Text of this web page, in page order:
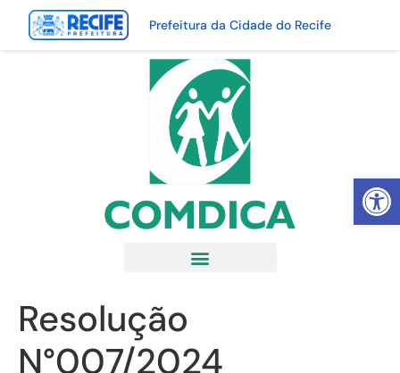
Abrir
Prefeitura da Cidade do Recife
Resolução
N°007/2024